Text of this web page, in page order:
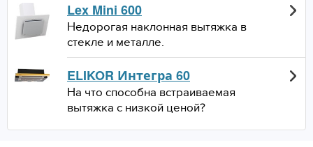
Lex Mini 600
Недорогая наклонная вытяжка в
стекле и металле.
ELIKOR Интегра 60
На что способна встраиваемая
вытяжка с низкой ценой?